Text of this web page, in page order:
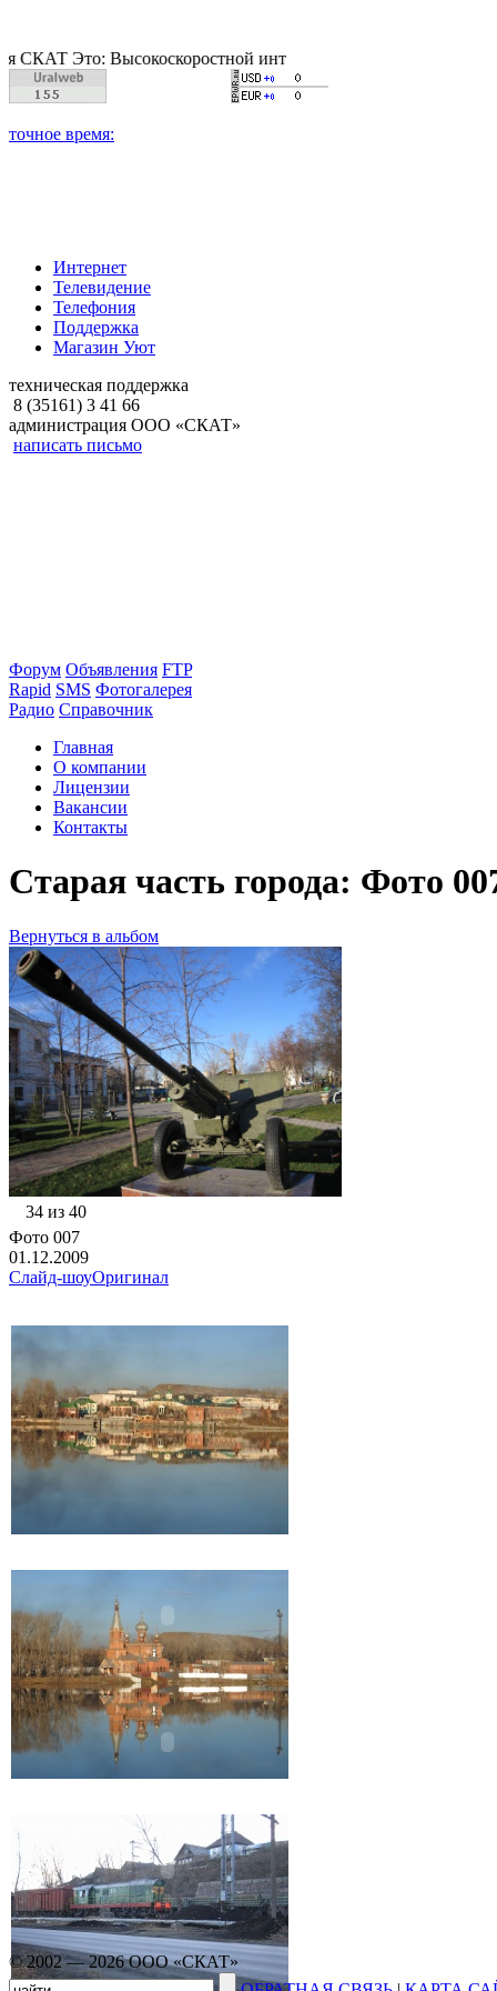
Высокоскоростной интернет, качественное цифровое и
Интернет
Телевидение
Телефония
Поддержка
Магазин Уют
техническая поддержка
8 (35161) 3 41 66
администрация ООО «СКАТ»
написать письмо
Форум Объявления FTP
Rapid SMS Фотогалерея
Радио Справочник
Главная
О компании
Лицензии
Вакансии
Контакты
Старая часть города: Фото
Вернуться в альбом
34 из 40
Фото 007
01.12.2009
Слайд-шоуОригинал
© 2002 — 2026 ООО «СКАТ»